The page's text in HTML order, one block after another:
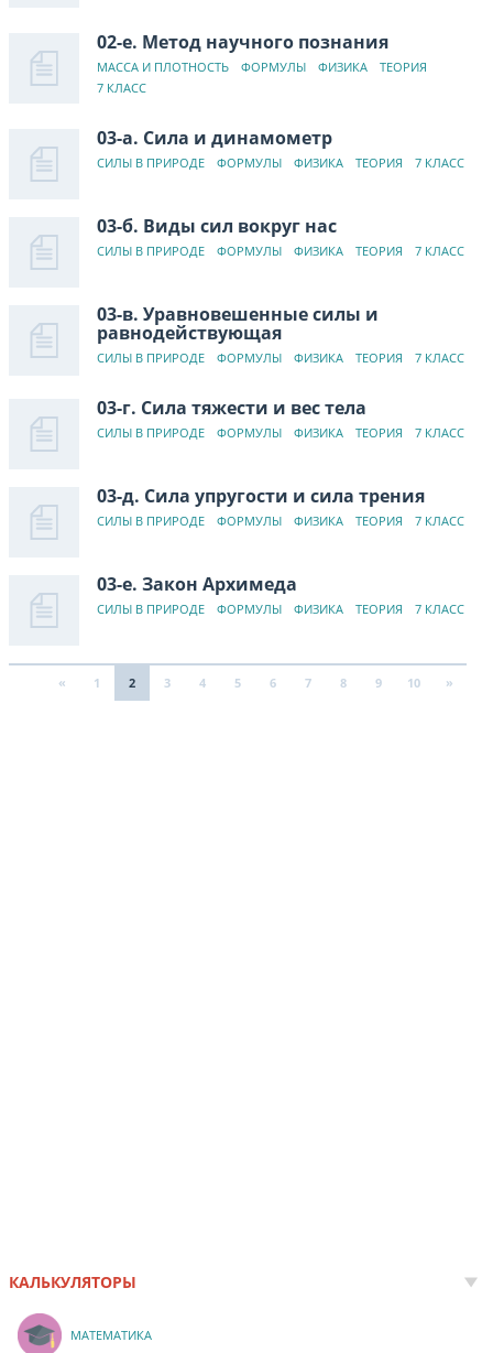
02-е. Метод научного познания
МАССА И ПЛОТНОСТЬ ФОРМУЛЫ ФИЗИКА
ТЕОРИЯ
7 КЛАСС
03-а. Сила и динамометр
СИЛЫ В ПРИРОДЕ ФОРМУЛЫ ФИЗИКА ТЕОРИЯ 7 КЛАСС
03-б. Виды сил вокруг нас
СИЛЫ В ПРИРОДЕ ФОРМУЛЫ ФИЗИКА ТЕОРИЯ 7 КЛАСС
03-в. Уравновешенные силы и
равнодействующая
СИЛЫ В ПРИРОДЕ ФОРМУЛЫ ФИЗИКА ТЕОРИЯ 7 КЛАСС
03-г. Сила тяжести и вес тела
СИЛЫ В ПРИРОДЕ ФОРМУЛЫ ФИЗИКА ТЕОРИЯ 7 КЛАСС
03-д. Сила упругости и сила трения
СИЛЫ В ПРИРОДЕ ФОРМУЛЫ ФИЗИКА ТЕОРИЯ 7 КЛАСС
03-е. Закон Архимеда
СИЛЫ В ПРИРОДЕ ФОРМУЛЫ ФИЗИКА ТЕОРИЯ 7 КЛАСС
« 1 2 3 4 5 6 7 8 9 10 »
КАЛЬКУЛЯТОРЫ
МАТЕМАТИКА